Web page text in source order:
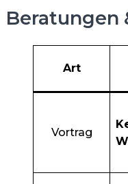
Beratungen
Art
Vortrag